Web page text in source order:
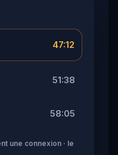
47:12
51:38
58:05
une connexion · le